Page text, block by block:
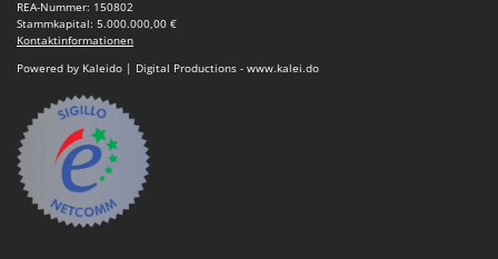
Makita
MAMMAMIA
Marcato
Marina Systems
Master
Mastercook
McCulloch
REA-Nummer: 150802
Stammkapital: 5.000.000,00 €
Kontaktinformationen
Powered by Kaleido | Digital Productions - www.kalei.do